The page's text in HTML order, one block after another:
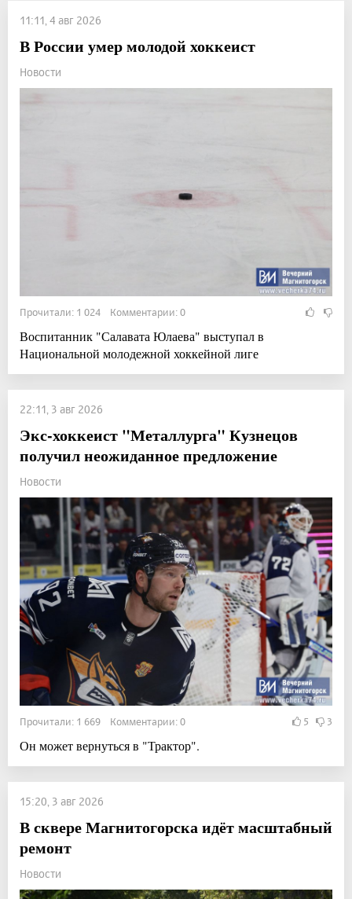
11:11, 4 авг 2026
В России умер молодой хоккеист
Новости
Прочитали: 1 024 Комментарии: 0
Воспитанник "Салавата Юлаева" выступал в
Национальной молодежной хоккейной лиге
22:11, 3 авг 2026
Экс-хоккеист "Металлурга" Кузнецов
получил неожиданное предложение
Новости
Прочитали: 1 669 Комментарии: 0 5 3
Он может вернуться в "Трактор".
15:20, 3 авг 2026
В сквере Магнитогорска идёт масштабный
ремонт
Новости